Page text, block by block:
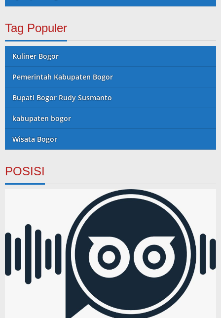
Tag Populer
Kuliner Bogor
Pemerintah Kabupaten Bogor
Bupati Bogor Rudy Susmanto
kabupaten bogor
Wisata Bogor
POSISI